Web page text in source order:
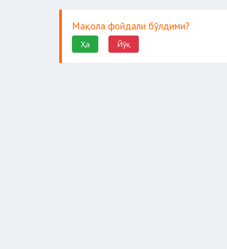
Мақола фойдали бўлдими?
Ҳа Йўқ